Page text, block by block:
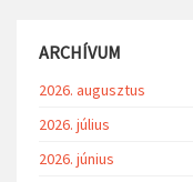
ARCHÍVUM
2026. augusztus
2026. július
2026. június